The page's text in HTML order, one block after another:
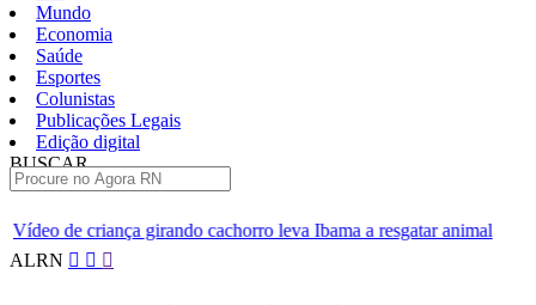
Mundo
Economia
Saúde
Esportes
Colunistas
Publicações Legais
Edição digital
BUSCAR
cachorro leva Ibama a resgatar animal
[VÍDEO] Professores
Pular
ALRN